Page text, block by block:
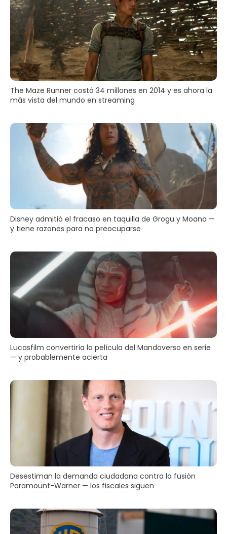
The Maze Runner costó 34 millones en 2014 y es ahora la
más vista del mundo en streaming
Disney admitió el fracaso en taquilla de Grogu y Moana —
y tiene razones para no preocuparse
Lucasfilm convertiría la película del Mandoverso en serie
— y probablemente acierta
Desestiman la demanda ciudadana contra la fusión
Paramount-Warner — los fiscales siguen